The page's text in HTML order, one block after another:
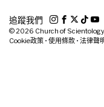
追蹤我們
© 2026 Church of
Cookie政策 • 使用條款 • 法律聲